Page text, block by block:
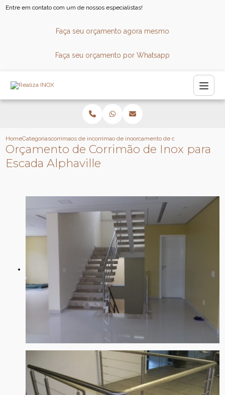
Entre em contato com um de nossos especialistas!
Faça seu orçamento agora mesmo
Faça seu orçamento por Whatsapp
HomeCategoriascorrimaos de inoxcorrimao de inox para escada caracol
orcamento de corrimao de inox
Orçamento de Corrimão de Inox para
Escada Alphaville